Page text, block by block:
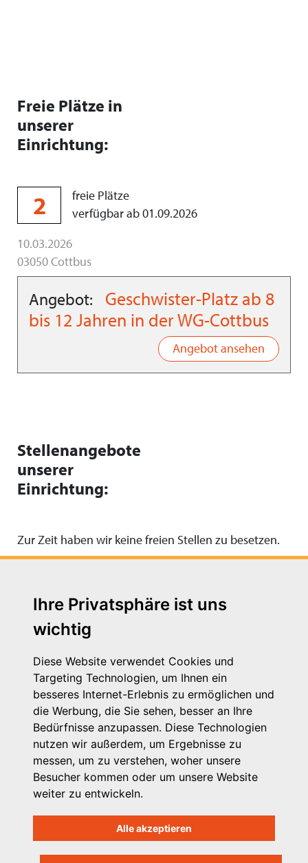
Ihre Privatsphäre ist uns
wichtig
Diese Website verwendet Cookies und
Targeting Technologien, um Ihnen ein
besseres Internet-Erlebnis zu ermöglichen und
die Werbung, die Sie sehen, besser an Ihre
Bedürfnisse anzupassen. Diese Technologien
nutzen wir außerdem, um Ergebnisse zu
messen, um zu verstehen, woher unsere
Besucher kommen oder um unsere Website
weiter zu entwickeln.
Alle akzeptieren
Freie Plätze in
unserer
Einrichtung:
2
freie Plätze
verfügbar ab 01.09.2026
10.03.2026
03050 Cottbus
Angebot:
Geschwister-Platz ab 8
bis 12 Jahren in der WG-Cottbus
Angebot ansehen
Stellenangebote
unserer
Einrichtung:
Zur Zeit haben wir keine freien Stellen zu besetzen.
Michaelkirchstr. 17/18
10179 Berlin
Telefon: 030 – 58 58 17 16 01
E-Mail: info@vpk.de
Mehr Informationen: www.vpk.de
Hilfe